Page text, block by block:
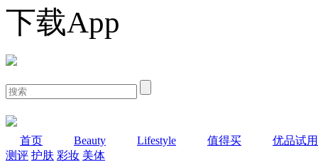
下载App
首页 Beauty Lifestyle 值得买
优品试用
测评 护肤 彩妆 美体